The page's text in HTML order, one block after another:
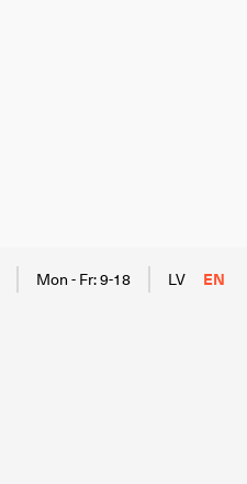
Mon - Fr: 9-18 LV EN